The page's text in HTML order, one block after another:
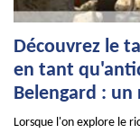
Découvrez le
en tant
Belengard : un
Lorsque l'on explore le